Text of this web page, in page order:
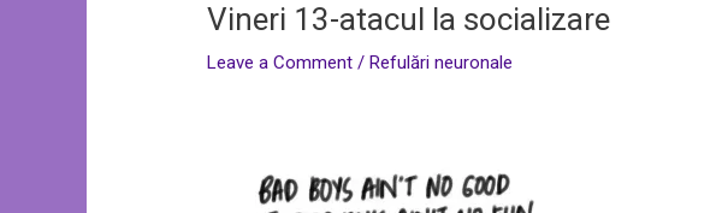
Vineri 13-atacul la socializare
Leave a Comment /Refulări neuronale